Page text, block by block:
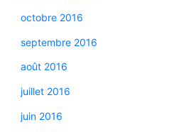
octobre 2016
septembre 2016
août 2016
juillet 2016
juin 2016